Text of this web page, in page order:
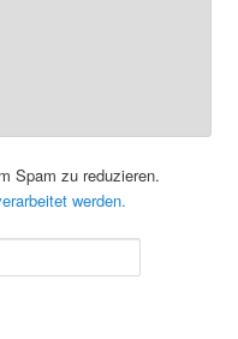
Spam zu reduzieren.
werden.